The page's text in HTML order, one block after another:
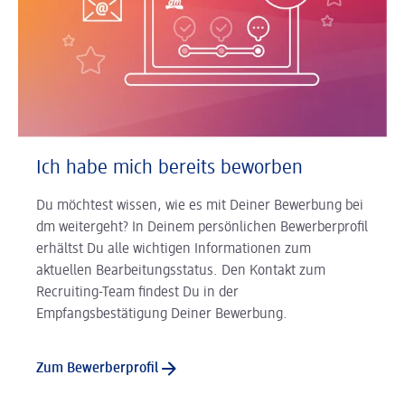
Ich habe mich bereits beworben
Du möchtest wissen, wie es mit Deiner Bewerbung bei
dm weitergeht? In Deinem persönlichen Bewerberprofil
erhältst Du alle wichtigen Informationen zum
aktuellen Bearbeitungsstatus. Den Kontakt zum
Recruiting-Team findest Du in der
Empfangsbestätigung Deiner Bewerbung.
Zum Bewerberprofil